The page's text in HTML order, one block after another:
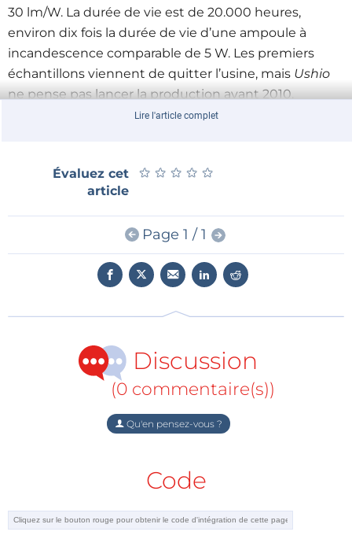
30 lm/W. La durée de vie est de 20.000 heures,
environ dix fois la durée de vie d’une ampoule à
incandescence comparable de 5 W. Les premiers
échantillons viennent de quitter l’usine, mais Ushio
ne pense pas lancer la production avant 2010.
(UE) ont approuvé l'interdiction progressive des
ampoules à incandescence à partir du 1er septembre
passage à des méthodes d'éclairage moins
dépensières en énergie permettrait d'économiser à
l'échelle européenne la consommation en électricité
d’environ 11 millions de ménages par an et ainsi
d'accord comme on l'a vu dans une discussion qui a
échauffé les esprits sur le forum d'Elektor (lien ci-
Lire l'article complet
Évaluez cet
article
★ ★ ★ ★ ★
★ ★ ★ ★ ★
Page 1 / 1
Discussion
(0 commentaire(s))
Qu'en pensez-vous ?
Code